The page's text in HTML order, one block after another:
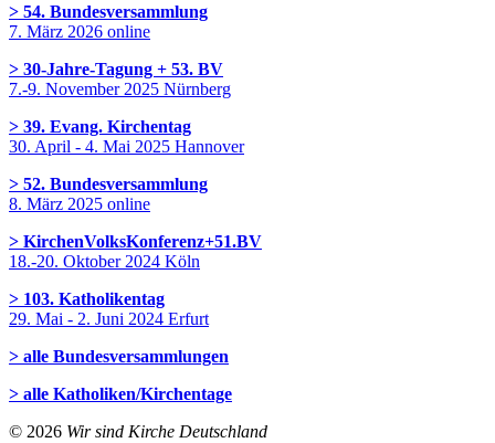
> 54. Bundesversammlung
7. März 2026 online
> 30-Jahre-Tagung + 53. BV
7.-9. November 2025 Nürnberg
> 39. Evang. Kirchentag
30. April - 4. Mai 2025 Hannover
> 52. Bundesversammlung
8. März 2025 online
> KirchenVolksKonferenz+51.BV
18.-20. Oktober 2024 Köln
> 103. Katholikentag
29. Mai - 2. Juni 2024 Erfurt
> alle Bundesversammlungen
> alle Katholiken/Kirchentage
© 2026 Wir sind Kirche Deutschland